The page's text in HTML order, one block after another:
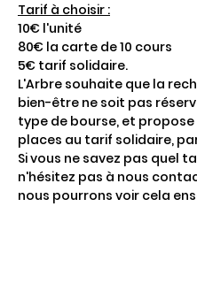
Tarif à choisir :
10€ l'unité
80€ la carte de 10 cours
5€ tarif solidaire.
L'Arbre souhaite que la
bien-être ne soit pas
type de bourse, et propose
places au tarif solidaire,
Si vous ne savez pas quel
n'hésitez pas à nous
nous pourrons voir cela